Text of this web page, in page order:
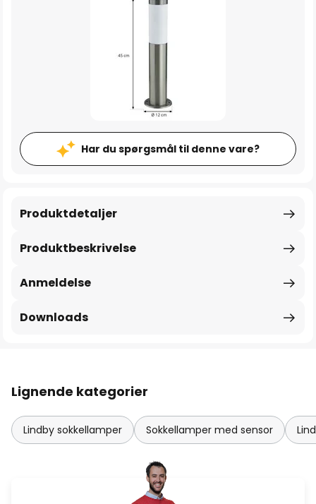
Har du spørgsmål til denne vare?
Produktbeskrivelse
Produktdetaljer
Anmeldelse
Downloads
Lignende kategorier
Lindby sokkellamper Sokkellamper med sensor